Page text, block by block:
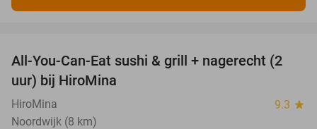
23%
All-You-Can-Eat sushi & grill + nagerecht (2
uur) bij HiroMina
HiroMina 9.3 star
Noordwijk (8 km)